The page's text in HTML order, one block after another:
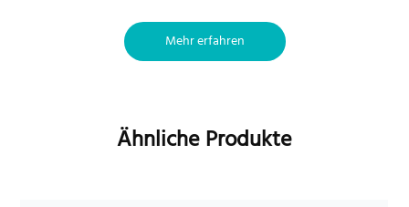
Mehr erfahren
Ähnliche Produkte